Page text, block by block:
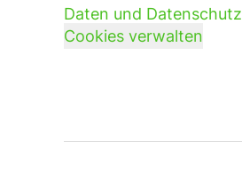
Daten und Datenschutz
Cookies verwalten